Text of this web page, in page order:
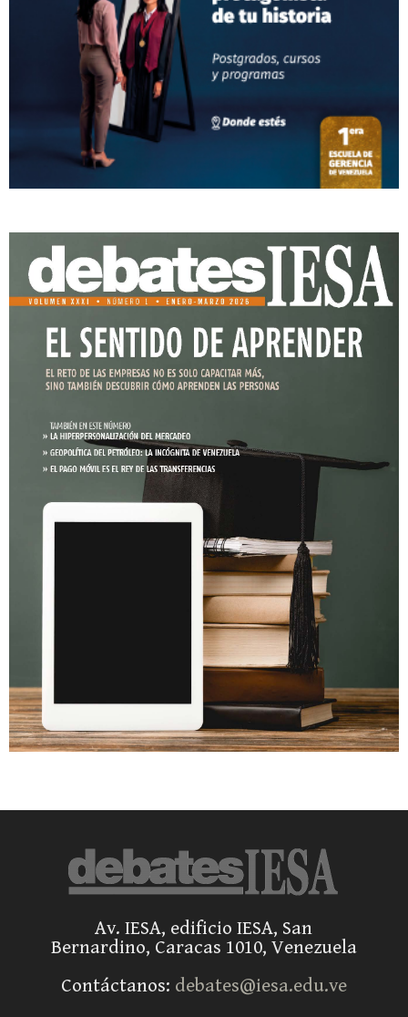
Av. IESA, edificio IESA, San
Bernardino, Caracas 1010, Venezuela
Contáctanos: debates@iesa.edu.ve